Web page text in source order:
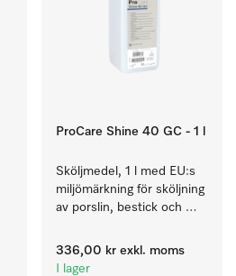
ProCare Shine 40 GC - 1 l
Sköljmedel, 1 l med EU:s
miljömärkning för sköljning
av porslin, bestick och
336,00 kr exkl. moms
I lager